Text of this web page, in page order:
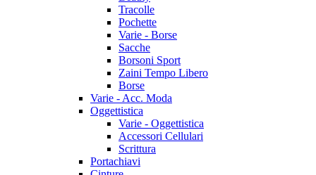
Tracolle
Pochette
Varie - Borse
Sacche
Borsoni Sport
Zaini Tempo Libero
Borse
Varie - Acc. Moda
Oggettistica
Varie - Oggettistica
Accessori Cellulari
Scrittura
Portachiavi